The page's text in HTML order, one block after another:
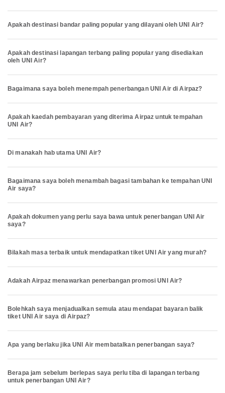
Apakah destinasi bandar paling popular yang dilayani oleh UNI Air?
Apakah destinasi lapangan terbang paling popular yang disediakan
oleh UNI Air?
Bagaimana saya boleh menempah penerbangan UNI Air di Airpaz?
Apakah kaedah pembayaran yang diterima Airpaz untuk tempahan
UNI Air?
Di manakah hab utama UNI Air?
Bagaimana saya boleh menambah bagasi tambahan ke tempahan UNI
Air saya?
Apakah dokumen yang perlu saya bawa untuk penerbangan UNI Air
saya?
Bilakah masa terbaik untuk mendapatkan tiket UNI Air yang murah?
Adakah Airpaz menawarkan penerbangan promosi UNI Air?
Bolehkah saya menjadualkan semula atau mendapat bayaran balik
tiket UNI Air saya di Airpaz?
Apa yang berlaku jika UNI Air membatalkan penerbangan saya?
Berapa jam sebelum berlepas saya perlu tiba di lapangan terbang
untuk penerbangan UNI Air?